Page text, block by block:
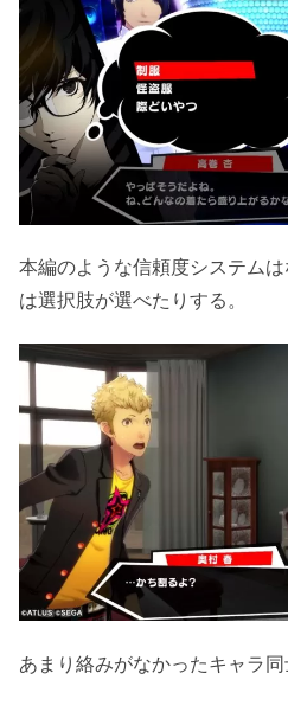
本編のような信頼度システム
は選択肢が選べたりする。
あまり絡みがなかったキャラ同